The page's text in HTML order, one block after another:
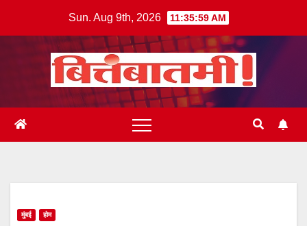
Sun. Aug 9th, 2026 11:35:59 AM
मुंबई होम